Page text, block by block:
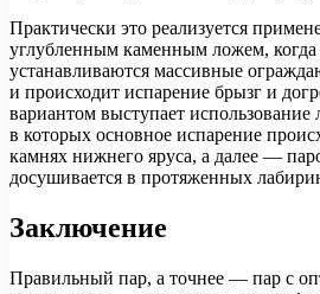
Практически это реализуется
углубленным каменным ложем,
устанавливаются массивные
и происходит испарение брызг и
вариантом выступает
в которых основное испарение
камнях нижнего яруса, а далее —
досушивается в протяженных
Заключение
Правильный пар, а точнее — пар с